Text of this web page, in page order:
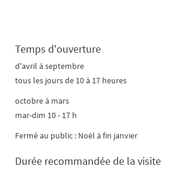
Temps d'ouverture
d'avril à septembre
tous les jours de 10 à 17 heures
octobre à mars
mar-dim 10 - 17 h
Fermé au public : Noël à fin janvier
Durée recommandée de la visite